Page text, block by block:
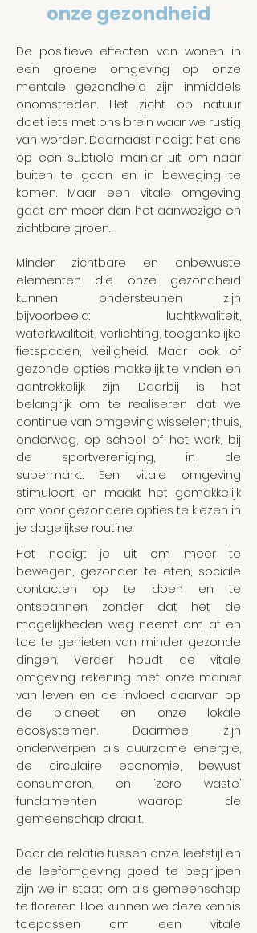
onze gezondheid
De positieve effecten van wonen in
een groene omgeving op onze
mentale gezondheid zijn inmiddels
onomstreden. Het zicht op natuur
doet iets met ons brein waar we rustig
van worden. Daarnaast nodigt het ons
op een subtiele manier uit om naar
buiten te gaan en in beweging te
komen. Maar een vitale omgeving
gaat om meer dan het aanwezige en
zichtbare groen.
Minder zichtbare en onbewuste
elementen die onze gezondheid
kunnen ondersteunen zijn
bijvoorbeeld: luchtkwaliteit,
waterkwaliteit, verlichting, toegankelijke
fietspaden, veiligheid. Maar ook of
gezonde opties makkelijk te vinden en
aantrekkelijk zijn. Daarbij is het
belangrijk om te realiseren dat we
continue van omgeving wisselen; thuis,
onderweg, op school of het werk, bij
de sportvereniging, in de
supermarkt. Een vitale omgeving
stimuleert en maakt het gemakkelijk
om voor gezondere opties te kiezen in
je dagelijkse routine.
Het nodigt je uit om meer te
bewegen, gezonder te eten, sociale
contacten op te doen en te
ontspannen zonder dat het de
mogelijkheden weg neemt om af en
toe te genieten van minder gezonde
dingen. Verder houdt de vitale
omgeving rekening met onze manier
van leven en de invloed daarvan op
de planeet en onze lokale
ecosystemen. Daarmee zijn
onderwerpen als duurzame energie,
de circulaire economie, bewust
consumeren, en ‘zero waste’
fundamenten waarop de
gemeenschap draait.
Door de relatie tussen onze leefstijl en
de leefomgeving goed te begrijpen
zijn we in staat om als gemeenschap
te floreren. Hoe kunnen we deze kennis
toepassen om een vitale